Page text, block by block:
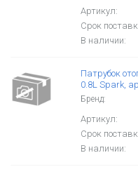
Артикул:
Срок
В наличии:
Патрубок
0.8L Spark,
Бренд:
Артикул:
Срок
В наличии: